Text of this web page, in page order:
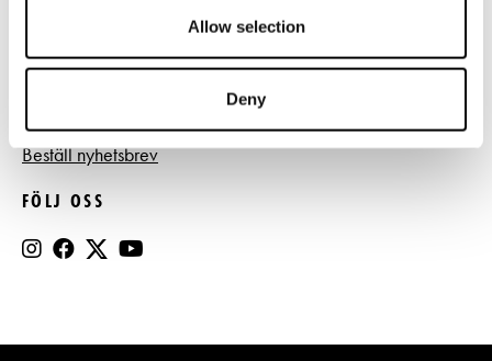
Allow selection
Deny
Beställ nyhetsbrev
FÖLJ OSS